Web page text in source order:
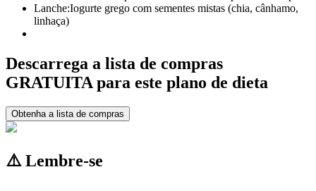
Lanche:Iogurte grego com sementes mistas (chia, cânhamo,
linhaça)
Descarrega a lista de compras
GRATUITA para este plano de dieta
Obtenha a lista de compras
⚠️ Lembre-se